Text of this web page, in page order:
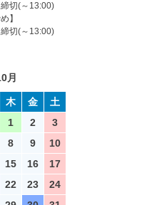
切(～13:00)
】
切(～13:00)
月
木 金
土
1
2
3
8 9
10
15 16
17
22 23
24